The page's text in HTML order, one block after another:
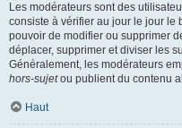
Les modérateurs sont des
consiste à vérifier au jour le jour le
pouvoir de modifier ou supprimer
déplacer, supprimer et diviser les
Généralement, les modérateurs
hors-sujetou publient du contenu
Haut